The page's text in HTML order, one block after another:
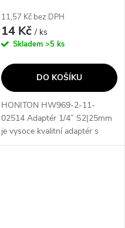
11,57 Kč bez DPH
14 Kč/ ks
Skladem >5 ks
DO KOŠÍKU
HONITON HW969-2-11-
02514 Adaptér 1/4” S2|25mm
je vysoce kvalitní adaptér s
délkou 25mm, který je vhodný